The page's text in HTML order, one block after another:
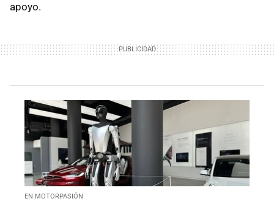
apoyo.
EN MOTORPASIÓN